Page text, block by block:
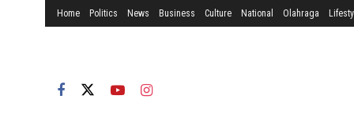
Home Politics News Business Culture National Olahraga